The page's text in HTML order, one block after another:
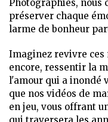
Photographies, nous
préserver chaque
larme de bonheur
Imaginez revivre ces
encore, ressentir la
l'amour qui a inondé
que nos vidéos de
en jeu, vous offrant